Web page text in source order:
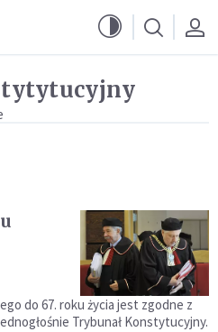
do 67. roku życia jest zgodne z
Trybunał Konstytucyjny.